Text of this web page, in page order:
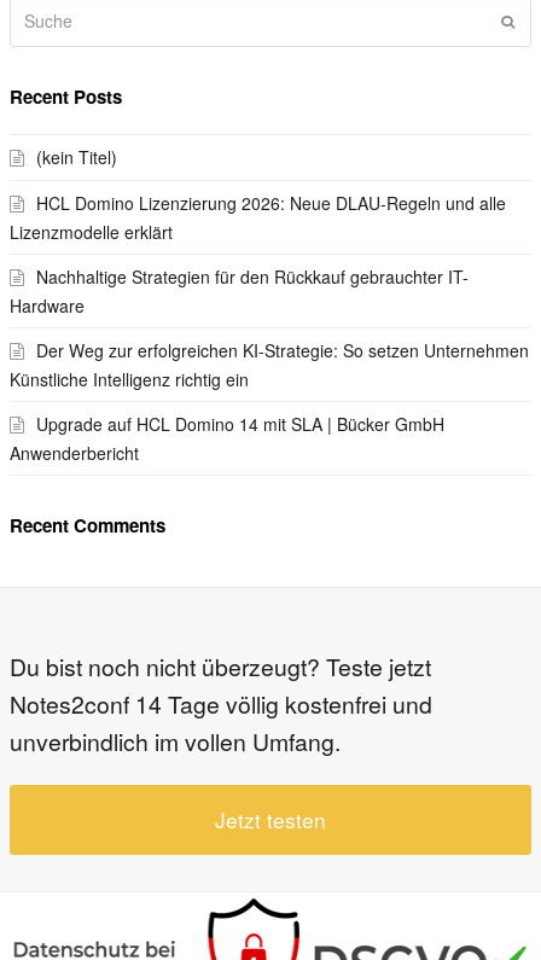
Recent Posts
(kein Titel)
HCL Domino Lizenzierung 2026: Neue DLAU-Regeln und alle
Lizenzmodelle erklärt
Nachhaltige Strategien für den Rückkauf gebrauchter IT-
Hardware
Der Weg zur erfolgreichen KI-Strategie: So setzen Unternehmen
Künstliche Intelligenz richtig ein
Upgrade auf HCL Domino 14 mit SLA | Bücker GmbH
Anwenderbericht
Recent Comments
Du bist noch nicht überzeugt? Teste jetzt
Notes2conf 14 Tage völlig kostenfrei und
unverbindlich im vollen Umfang.
Jetzt testen